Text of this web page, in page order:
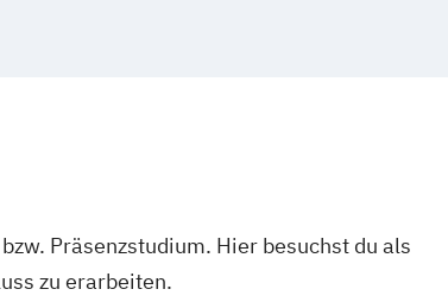
Präsenzstudium. Hier besuchst du als
zu erarbeiten.